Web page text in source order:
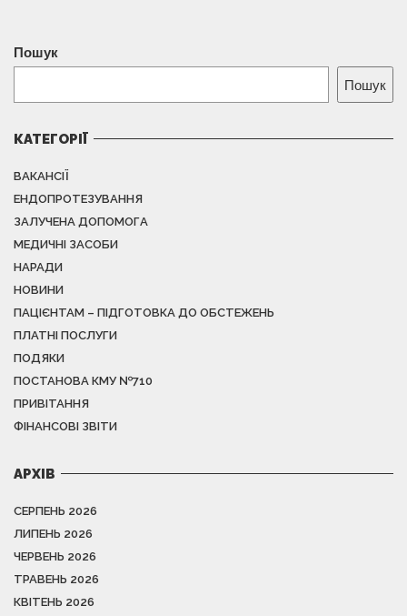
Пошук
Пошук
КАТЕГОРІЇ
ВАКАНСІЇ
ЕНДОПРОТЕЗУВАННЯ
ЗАЛУЧЕНА ДОПОМОГА
МЕДИЧНІ ЗАСОБИ
НАРАДИ
НОВИНИ
ПАЦІЄНТАМ – ПІДГОТОВКА ДО ОБСТЕЖЕНЬ
ПЛАТНІ ПОСЛУГИ
ПОДЯКИ
ПОСТАНОВА КМУ №710
ПРИВІТАННЯ
ФІНАНСОВІ ЗВІТИ
АРХІВ
СЕРПЕНЬ 2026
ЛИПЕНЬ 2026
ЧЕРВЕНЬ 2026
ТРАВЕНЬ 2026
КВІТЕНЬ 2026